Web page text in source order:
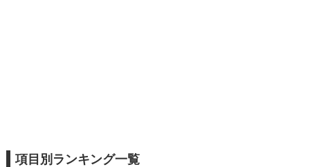
項目別ランキング一覧